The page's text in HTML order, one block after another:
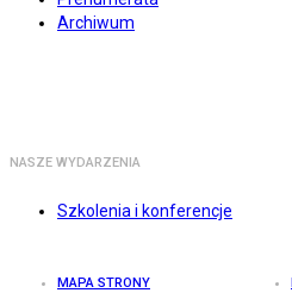
Archiwum
NASZE WYDARZENIA
Szkolenia i konferencje
MAPA STRONY